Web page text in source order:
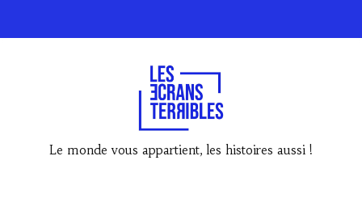
Le monde vous appartient, les histoires aussi !